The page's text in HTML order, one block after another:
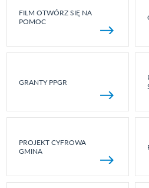
FILM OTWÓRZ SIĘ NA
POMOC
GRANTY PPGR
PROJEKT CYFROWA
GMINA